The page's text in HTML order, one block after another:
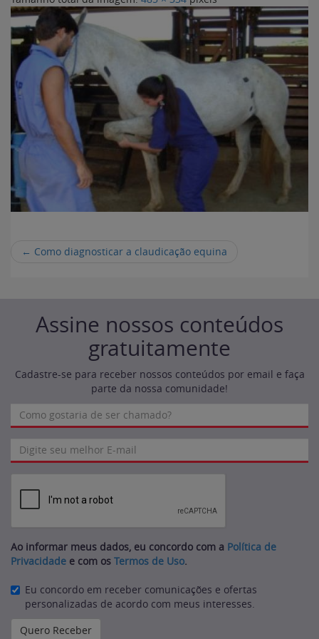
← Como diagnosticar a claudicação equina
Assine nossos conteúdos
gratuitamente
Cadastre-se para receber nossos conteúdos por email e faça
parte da nossa comunidade!
Ao informar meus dados, eu concordo com a Política de
Privacidade e com os Termos de Uso.
Eu concordo em receber comunicações e ofertas
personalizadas de acordo com meus interesses.